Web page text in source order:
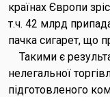
країнах Європи
т.ч. 42 млрд
пачка сигарет, що
Такими є
нелегальної
підготовленого